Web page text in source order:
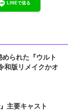
LINEで送る
められた『ウルト
和版リメイクかオ
主要キャスト